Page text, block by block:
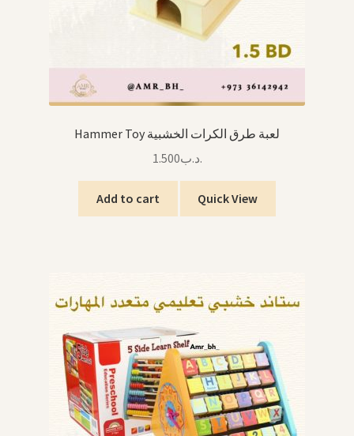
Hammer Toy لعبة طرق الكرات الخشبية
.د.ب1.500
Add to cart Quick View